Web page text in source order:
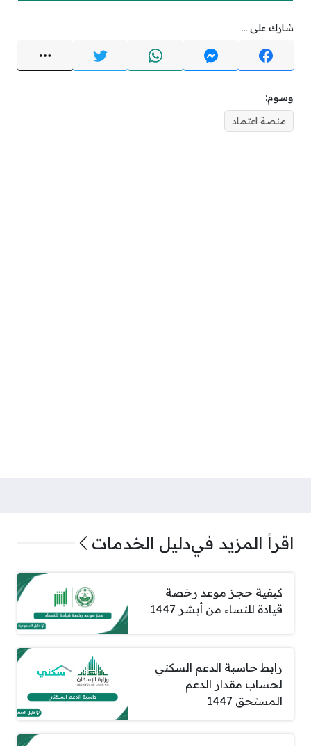
شارك على ...
وسوم:
منصة اعتماد
اقرأ المزيد فيدليل الخدمات
كيفية حجز موعد رخصة
قيادة للنساء من أبشر 1447
رابط حاسبة الدعم السكني
لحساب مقدار الدعم
المستحق 1447